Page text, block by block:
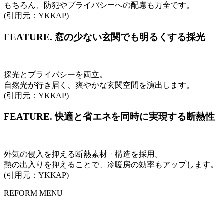
もちろん、防犯やプライバシーへの配慮も万全です。
(引用元：YKKAP)
FEATURE. 窓の少ない玄関でも明るくする採光
採光とプライバシーを両立。
自然光が行き届く、爽やかな玄関空間を演出します。
(引用元：YKKAP)
FEATURE. 快適と省エネを同時に実現する断熱性
外気の侵入を抑える断熱素材・構造を採用。
熱の出入りを抑えることで、冷暖房の効率もアップします。
(引用元：YKKAP)
REFORM MENU